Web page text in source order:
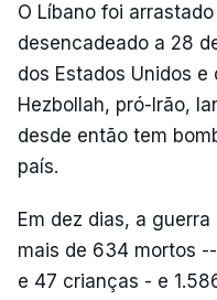
O Líbano foi
desencadeado a 28
dos Estados Unidos
Hezbollah, pró-Irão,
desde então tem
país.
Em dez dias, a
mais de 634 mortos
e 47 crianças - e